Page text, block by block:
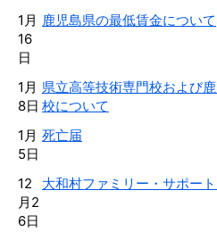
1月
16
日
鹿児島県の最低賃金について
1月
8日
県立高等技術専門校および
校について
1月
5日
死亡届
12
月2
6日
大和村ファミリー・サポー